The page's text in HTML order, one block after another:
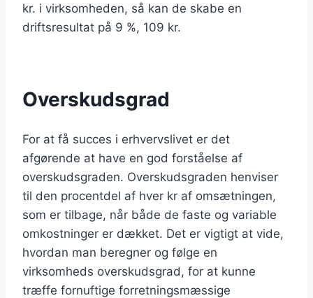
kr. i virksomheden, så kan de skabe en
driftsresultat på 9 %, 109 kr.
Overskudsgrad
For at få succes i erhvervslivet er det
afgørende at have en god forståelse af
overskudsgraden. Overskudsgraden henviser
til den procentdel af hver kr af omsætningen,
som er tilbage, når både de faste og variable
omkostninger er dækket. Det er vigtigt at vide,
hvordan man beregner og følge en
virksomheds overskudsgrad, for at kunne
træffe fornuftige forretningsmæssige